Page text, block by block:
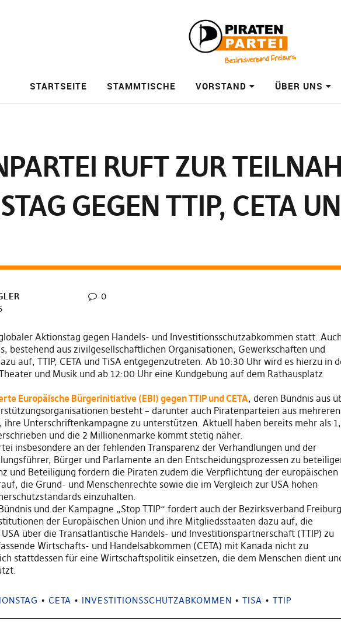
STARTSEITE STAMMTISCHE VORSTAND ÜBER UNS
RUFT ZUR
GEGEN TTIP, CETA
0
Aktionstag gegen Handels- und Investitionsschutzabkommen statt.
bestehend aus zivilgesellschaftlichen Organisationen, Gewerkschaften und
auf, TTIP, CETA und TiSA entgegenzutreten. Ab 10:30 Uhr wird es hierzu in
und Musik und ab 12:00 Uhr eine Kundgebung auf dem Rathausplatz
Europäische Bürgerinitiative (EBI) gegen TTIP und CETA, deren Bündnis aus
besteht – darunter auch Piratenparteien aus mehreren
ihre Unterschriftenkampagne zu unterstützen. Aktuell haben bereits mehr als
und die 2 Millionenmarke kommt stetig näher.
insbesondere an der fehlenden Transparenz der Verhandlungen und der
Bürger und Parlamente an den Entscheidungsprozessen zu
und Beteiligung fordern die Piraten zudem die Verpflichtung der europäischen
die Grund- und Menschenrechte sowie die im Vergleich zur USA hohen
einzuhalten.
und der Kampagne „Stop TTIP“ fordert auch der Bezirksverband Freiburg
der Europäischen Union und ihre Mitgliedsstaaten dazu auf, die
über die Transatlantische Handels- und Investitionspartnerschaft (TTIP) zu
Wirtschafts- und Handelsabkommen (CETA) mit Kanada nicht zu
stattdessen für eine Wirtschaftspolitik einsetzen, die dem Menschen dient
• CETA • INVESTITIONSSCHUTZABKOMMEN • TISA • TTIP